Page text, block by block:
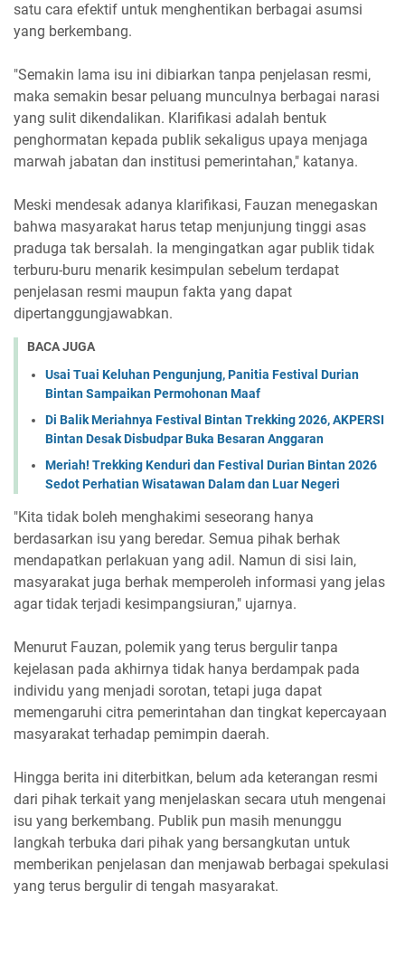
satu cara efektif untuk menghentikan berbagai asumsi
yang berkembang.
"Semakin lama isu ini dibiarkan tanpa penjelasan resmi,
maka semakin besar peluang munculnya berbagai narasi
yang sulit dikendalikan. Klarifikasi adalah bentuk
penghormatan kepada publik sekaligus upaya menjaga
marwah jabatan dan institusi pemerintahan," katanya.
Meski mendesak adanya klarifikasi, Fauzan menegaskan
bahwa masyarakat harus tetap menjunjung tinggi asas
praduga tak bersalah. Ia mengingatkan agar publik tidak
terburu-buru menarik kesimpulan sebelum terdapat
penjelasan resmi maupun fakta yang dapat
dipertanggungjawabkan.
BACA JUGA
Usai Tuai Keluhan Pengunjung, Panitia Festival Durian
Bintan Sampaikan Permohonan Maaf
Di Balik Meriahnya Festival Bintan Trekking 2026, AKPERSI
Bintan Desak Disbudpar Buka Besaran Anggaran
Meriah! Trekking Kenduri dan Festival Durian Bintan 2026
Sedot Perhatian Wisatawan Dalam dan Luar Negeri
"Kita tidak boleh menghakimi seseorang hanya
berdasarkan isu yang beredar. Semua pihak berhak
mendapatkan perlakuan yang adil. Namun di sisi lain,
masyarakat juga berhak memperoleh informasi yang jelas
agar tidak terjadi kesimpangsiuran," ujarnya.
Menurut Fauzan, polemik yang terus bergulir tanpa
kejelasan pada akhirnya tidak hanya berdampak pada
individu yang menjadi sorotan, tetapi juga dapat
memengaruhi citra pemerintahan dan tingkat kepercayaan
masyarakat terhadap pemimpin daerah.
Hingga berita ini diterbitkan, belum ada keterangan resmi
dari pihak terkait yang menjelaskan secara utuh mengenai
isu yang berkembang. Publik pun masih menunggu
langkah terbuka dari pihak yang bersangkutan untuk
memberikan penjelasan dan menjawab berbagai spekulasi
yang terus bergulir di tengah masyarakat.